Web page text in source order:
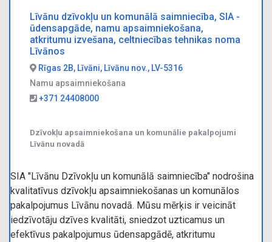
Līvānu dzīvokļu un komunālā saimniecība, SIA -
ūdensapgāde, namu apsaimniekošana,
atkritumu izvešana, celtniecības tehnikas noma
Līvānos
Rīgas 2B, Līvāni, Līvānu nov., LV-5316
Namu apsaimniekošana
+371 24408000
Dzīvokļu apsaimniekošana un komunālie pakalpojumi
Līvānu novadā
SIA "Līvānu Dzīvokļu un komunālā saimniecība" nodrošina
kvalitatīvus dzīvokļu apsaimniekošanas un komunālos
pakalpojumus Līvānu novadā. Mūsu mērķis ir veicināt
iedzīvotāju dzīves kvalitāti, sniedzot uzticamus un
efektīvus pakalpojumus ūdensapgādē, atkritumu